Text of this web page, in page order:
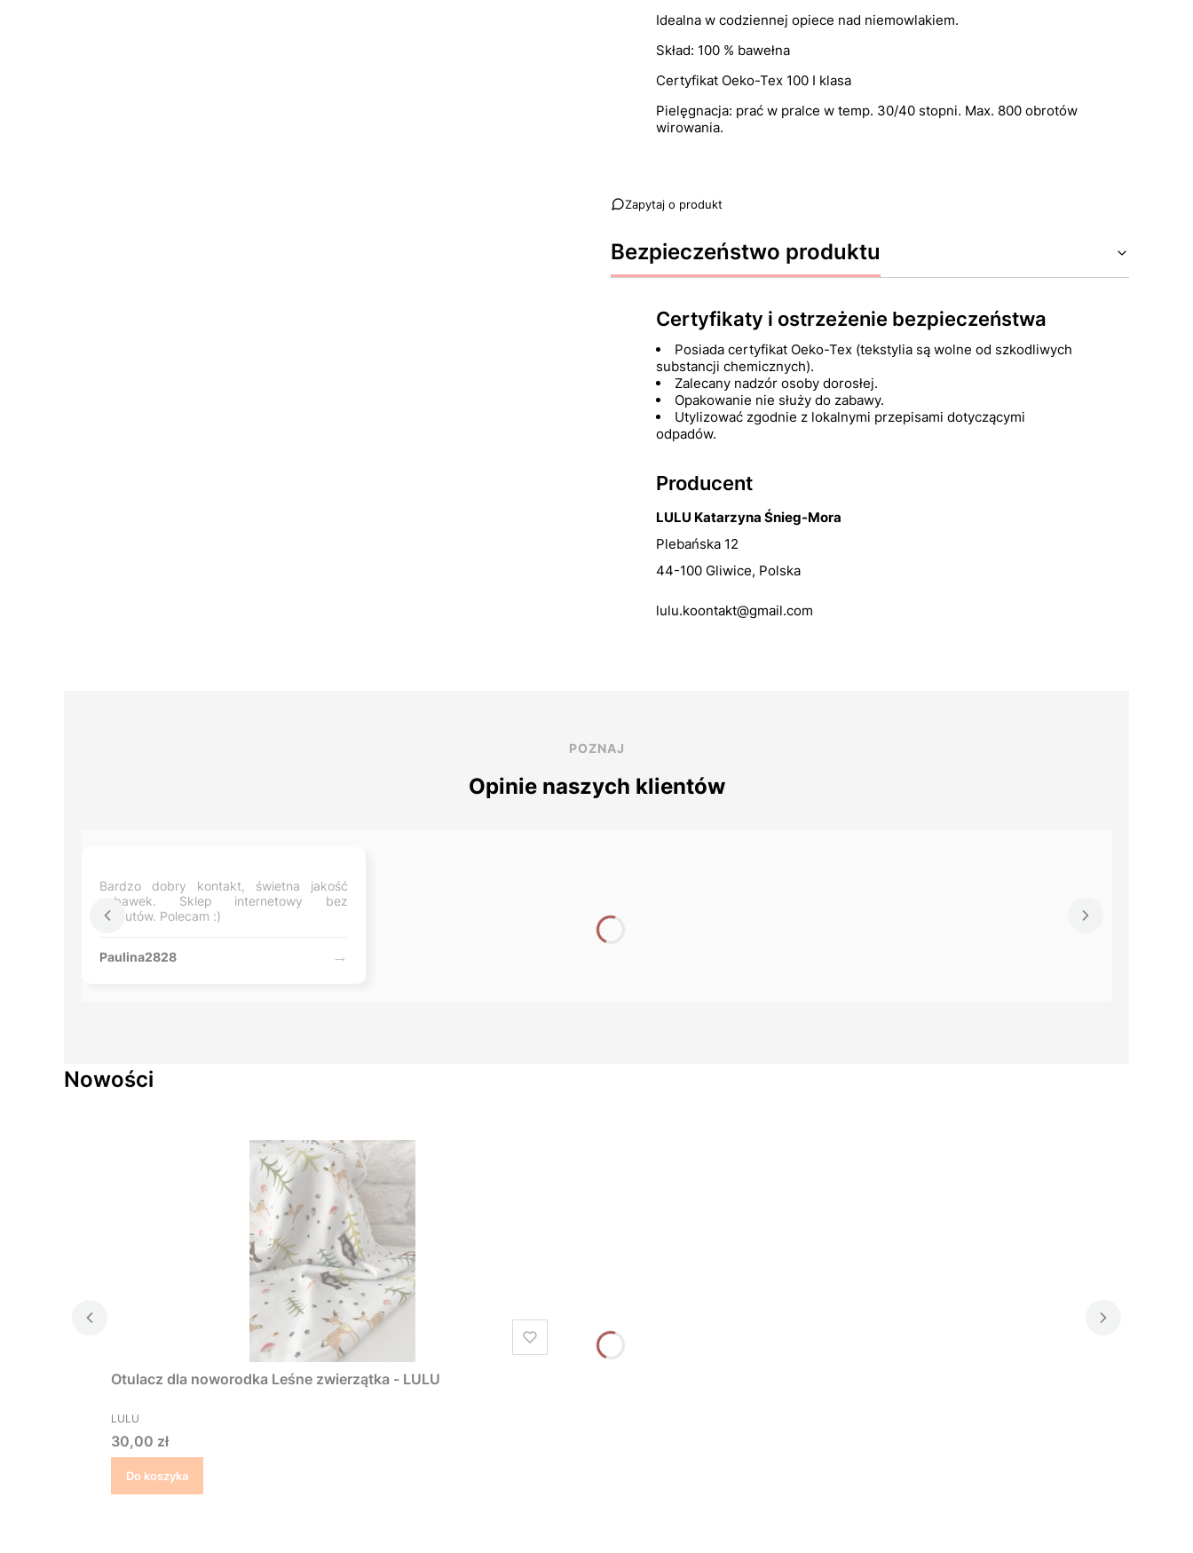
Idealna w codziennej opiece nad niemowlakiem.
Skład: 100 % bawełna
Certyfikat Oeko-Tex 100 I klasa
Pielęgnacja: prać w pralce w temp. 30/40 stopni. Max. 800 obrotów
wirowania.
Zapytaj o produkt
Bezpieczeństwo produktu
Certyfikaty i ostrzeżenie bezpieczeństwa
Posiada certyfikat Oeko-Tex (tekstylia są wolne od szkodliwych
substancji chemicznych).
Zalecany nadzór osoby dorosłej.
Opakowanie nie służy do zabawy.
Utylizować zgodnie z lokalnymi przepisami dotyczącymi
odpadów.
Producent
LULU Katarzyna Śnieg-Mora
Plebańska 12
44-100 Gliwice, Polska
lulu.koontakt@gmail.com
POZNAJ
Opinie naszych klientów
Bardzo dobry kontakt, świetna jakość
zabawek. Sklep internetowy bez
zarzutów. Polecam :)
Paulina2828
Nowości
Otulacz dla noworodka Leśne zwierzątka - LULU
PRODUCENT
LULU
Cena
30,00 zł
Do koszyka